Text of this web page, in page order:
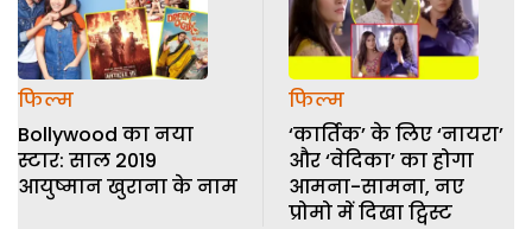
फिल्म
Bollywood का नया
स्टार: साल 2019
आयुष्मान खुराना के नाम
फिल्म
‘कार्तिक’ के लिए ‘नायरा’
और ‘वेदिका’ का होगा
आमना-सामना, नए
प्रोमो में दिखा ट्विस्ट